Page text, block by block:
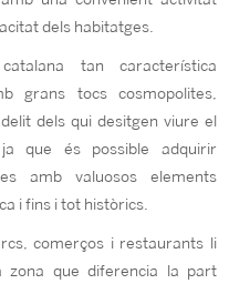
dels habitatges.
catalana tan característica
grans tocs cosmopolites,
dels qui desitgen viure el
que és possible adquirir
amb valuosos elements
i fins i tot històrics.
comerços i restaurants li
zona que diferencia la part